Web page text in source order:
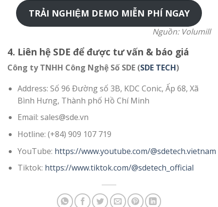
TRẢI NGHIỆM DEMO MIỄN PHÍ NGAY
Nguồn: Volumill
4. Liên hệ SDE để được tư vấn & báo giá
Công ty TNHH Công Nghệ Số SDE (SDE TECH)
Address: Số 96 Đường số 3B, KDC Conic, Ấp 68, Xã
Bình Hưng, Thành phố Hồ Chí Minh
Email: sales@sde.vn
Hotline: (+84) 909 107 719
YouTube: https://www.youtube.com/@sdetech.vietnam
Tiktok: https://www.tiktok.com/@sdetech_official